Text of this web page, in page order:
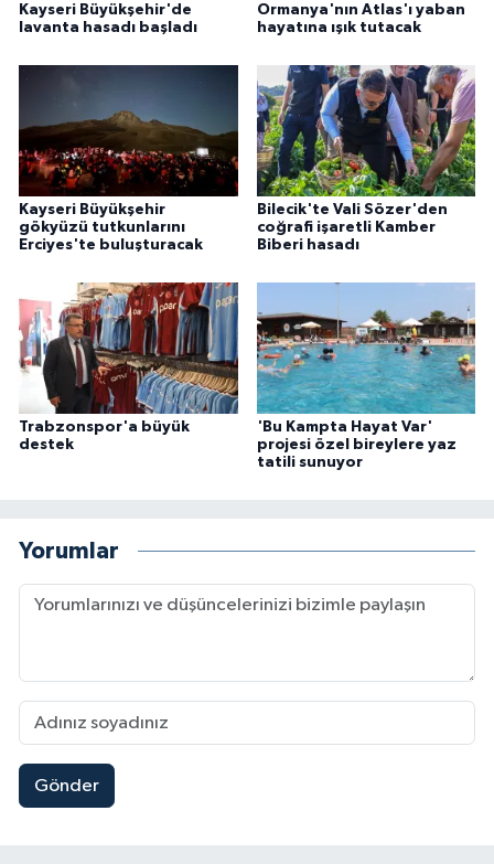
Kayseri Büyükşehir'de
lavanta hasadı başladı
Ormanya'nın Atlas'ı yaban
hayatına ışık tutacak
Kayseri Büyükşehir
gökyüzü tutkunlarını
Erciyes'te buluşturacak
Bilecik'te Vali Sözer'den
coğrafi işaretli Kamber
Biberi hasadı
Trabzonspor'a büyük
destek
'Bu Kampta Hayat Var'
projesi özel bireylere yaz
tatili sunuyor
Yorumlar
Gönder